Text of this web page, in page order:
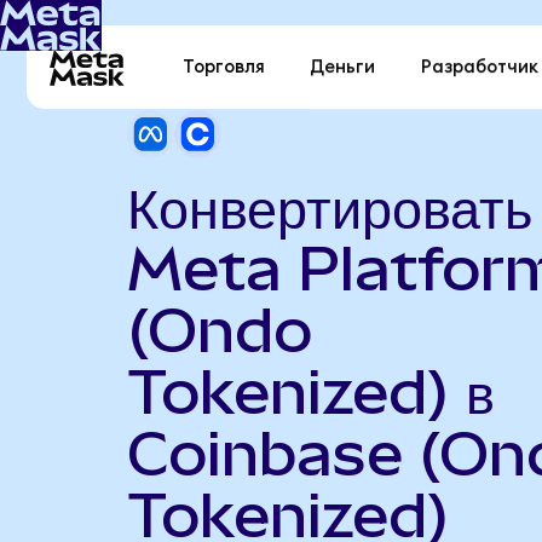
Торговля Деньги Разработчик
Конвертировать
Meta
(Ondo
Tokenized) в
Coinbase
Tokenized)